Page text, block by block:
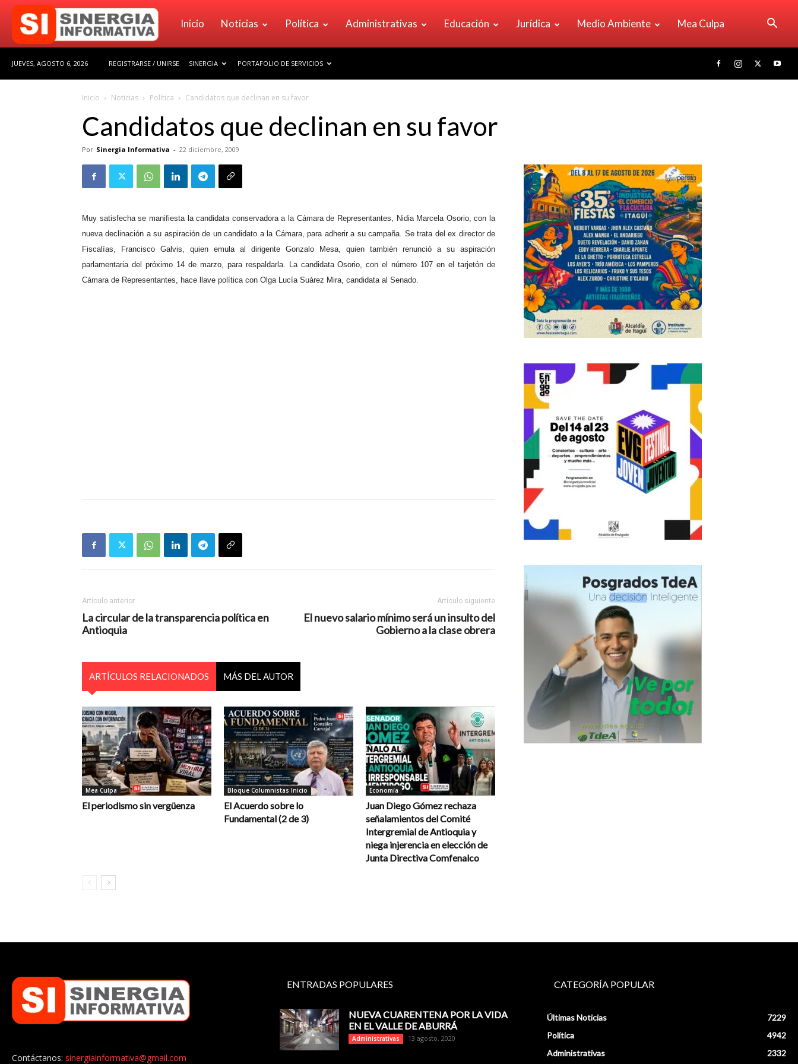
Sinergia
Inicio Noticias Política Administrativas Educación Jurídica Medio Ambiente Mea Culpa
JUEVES, AGOSTO 6, 2026 REGISTRARSE / UNIRSE SINERGIA PORTAFOLIO DE SERVICIOS
Inicio Noticias Política Candidatos que declinan en su favor
Candidatos que declinan en su favor
Por Sinergia Informativa - 22 diciembre, 2009
Muy satisfecha se manifiesta la candidata conservadora a la Cámara de Representantes, Nidia Marcela Osorio, con la
nueva declinación a su aspiración de un candidato a la Cámara, para adherir a su campaña. Se trata del ex director de
Fiscalías, Francisco Galvis, quien emula al dirigente Gonzalo Mesa, quien también renunció a su aspiración
parlamentaria del próximo 14 de marzo, para respaldarla. La candidata Osorio, con el número 107 en el tarjetón de
Cámara de Representantes, hace llave política con Olga Lucía Suárez Mira, candidata al Senado.
Artículo anterior
La circular de la transparencia política en
Antioquia
Artículo siguiente
El nuevo salario mínimo será un insulto del
Gobierno a la clase obrera
ARTÍCULOS RELACIONADOS MÁS DEL AUTOR
Mea Culpa
El periodismo sin vergüenza
Bloque Columnistas Inicio
El Acuerdo sobre lo
Fundamental (2 de 3)
Economía
Juan Diego Gómez rechaza
señalamientos del Comité
Intergremial de Antioquia y
niega injerencia en elección de
Junta Directiva Comfenalco
Contáctanos: sinergiainformativa@gmail.com
ENTRADAS POPULARES
NUEVA CUARENTENA POR LA VIDA
EN EL VALLE DE ABURRÁ
Administrativas 13 agosto, 2020
CATEGORÍA POPULAR
Últimas Noticias
7229
Política
4942
Administrativas
2332